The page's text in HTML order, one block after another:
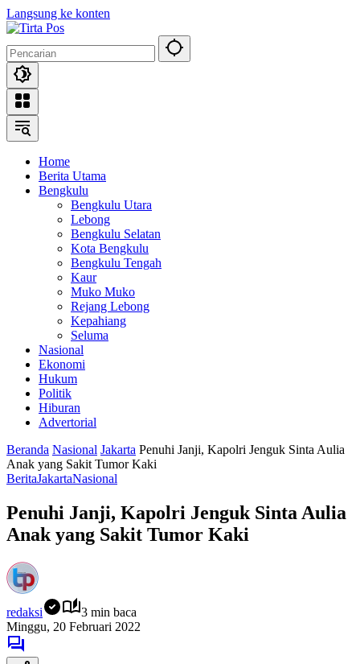
Langsung ke konten
Home
Berita Utama
Bengkulu
Bengkulu Utara
Lebong
Bengkulu Selatan
Kota Bengkulu
Bengkulu Tengah
Kaur
Muko Muko
Rejang Lebong
Kepahiang
Seluma
Nasional
Ekonomi
Hukum
Politik
Hiburan
Advertorial
Beranda Nasional Jakarta Penuhi Janji, Kapolri Jenguk Sinta Aulia
Anak yang Sakit Tumor Kaki
BeritaJakartaNasional
Penuhi Janji, Kapolri Jenguk Sinta Aulia
Anak yang Sakit Tumor Kaki
redaksi
3 min baca
Minggu, 20 Februari 2022